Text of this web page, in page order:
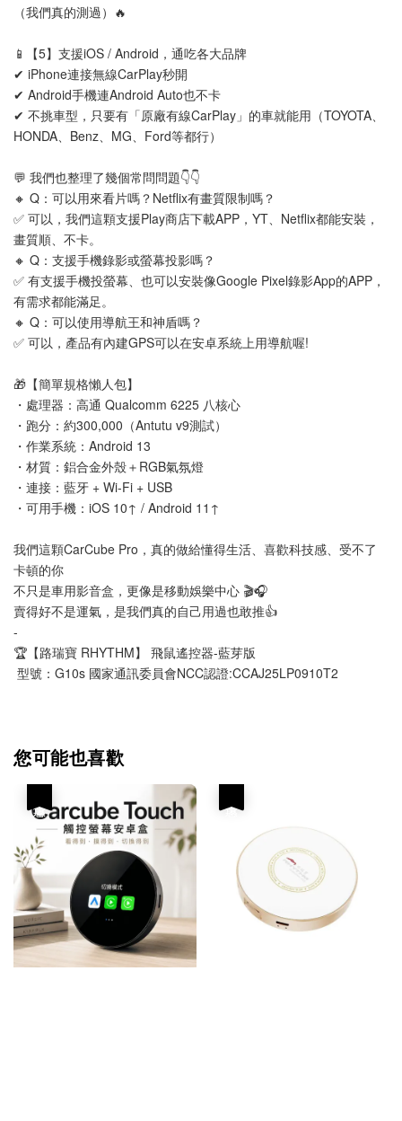
（我們真的測過）🔥
📱【5】支援iOS / Android，通吃各大品牌
✔ iPhone連接無線CarPlay秒開
✔ Android手機連Android Auto也不卡
✔ 不挑車型，只要有「原廠有線CarPlay」的車就能用（TOYOTA、
HONDA、Benz、MG、Ford等都行）
💬 我們也整理了幾個常問問題👇👇
🔸 Q：可以用來看片嗎？Netflix有畫質限制嗎？
✅ 可以，我們這顆支援Play商店下載APP，YT、Netflix都能安裝，
畫質順、不卡。
🔸 Q：支援手機錄影或螢幕投影嗎？
✅ 有支援手機投螢幕、也可以安裝像Google Pixel錄影App的APP，
有需求都能滿足。
🔸 Q：可以使用導航王和神盾嗎？
✅ 可以，產品有內建GPS可以在安卓系統上用導航喔!
🎁【簡單規格懶人包】
・處理器：高通 Qualcomm 6225 八核心
・跑分：約300,000（Antutu v9測試）
・作業系統：Android 13
・材質：鋁合金外殼＋RGB氣氛燈
・連接：藍牙 + Wi-Fi + USB
・可用手機：iOS 10↑ / Android 11↑
我們這顆CarCube Pro，真的做給懂得生活、喜歡科技感、受不了
卡頓的你
不只是車用影音盒，更像是移動娛樂中心 🎬🎧
賣得好不是運氣，是我們真的自己用過也敢推👍
-
🏆【路瑞寶 RHYTHM】 飛鼠遙控器-藍芽版
型號：G10s 國家通訊委員會NCC認證:CCAJ25LP0910T2
您可能也喜歡